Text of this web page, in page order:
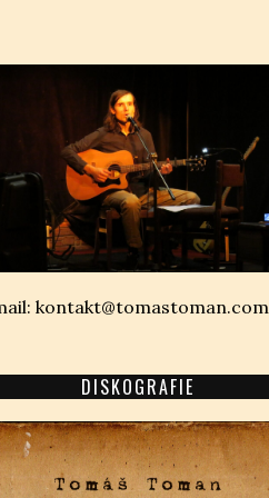
kontakt@tomastoman.com
DISKOGRAFIE